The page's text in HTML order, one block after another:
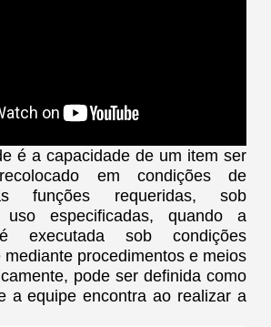
é a capacidade de um item ser
em condições de
funções requeridas, sob
especificadas, quando a
executada sob condições
procedimentos e meios
pode ser definida como
a equipe encontra ao realizar a